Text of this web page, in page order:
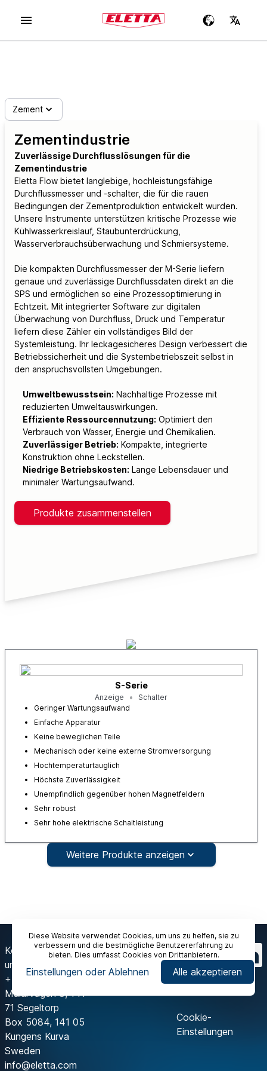
Zement
Zementindustrie
Zuverlässige Durchflusslösungen für die
Zementindustrie
Eletta Flow bietet langlebige, hochleistungsfähige
Durchflussmesser und -schalter, die für die rauen
Bedingungen der Zementproduktion entwickelt wurden.
Unsere Instrumente unterstützen kritische Prozesse wie
Kühlwasserkreislauf, Staubunterdrückung,
Wasserverbrauchsüberwachung und Schmiersysteme.
Die kompakten Durchflussmesser der M-Serie liefern
genaue und zuverlässige Durchflussdaten direkt an die
SPS und ermöglichen so eine Prozessoptimierung in
Echtzeit. Mit integrierter Software zur digitalen
Überwachung von Durchfluss, Druck und Temperatur
liefern diese Zähler ein vollständiges Bild der
Systemleistung. Ihr leckagesicheres Design verbessert die
Betriebssicherheit und die Systembetriebszeit selbst in
den anspruchsvollsten Umgebungen.
Umweltbewusstsein: Nachhaltige Prozesse mit
reduzierten Umweltauswirkungen.
Effiziente Ressourcennutzung: Optimiert den
Verbrauch von Wasser, Energie und Chemikalien.
Zuverlässiger Betrieb: Kompakte, integrierte
Konstruktion ohne Leckstellen.
Niedrige Betriebskosten: Lange Lebensdauer und
minimaler Wartungsaufwand.
Produkte zusammenstellen
S-Serie
Anzeige
Schalter
Geringer Wartungsaufwand
Einfache Apparatur
Keine beweglichen Teile
Mechanisch oder keine externe Stromversorgung
Hochtemperaturtauglich
Höchste Zuverlässigkeit
Unempfindlich gegenüber hohen Magnetfeldern
Sehr robust
Sehr hohe elektrische Schaltleistung
Weitere Produkte anzeigen
Diese Website verwendet Cookies, um uns zu helfen, sie zu
verbessern und die bestmögliche Benutzererfahrung zu
bieten. Dies umfasst Cookies von Drittanbietern.
Einstellungen oder Ablehnen Alle akzeptieren
Kontaktieren Sie
uns
+46 8 603 07 70
Mälarvägen 3, 141
71 Segeltorp
Box 5084, 141 05
Kungens Kurva
Sweden
info@eletta.com
Cookie-
Einstellungen